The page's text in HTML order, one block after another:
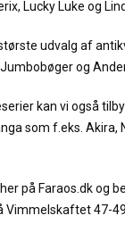
Lucky Luke og
udvalg af
og
kan vi også
som f.eks. Akira,
på Faraos.dk og
Vimmelskaftet 47-